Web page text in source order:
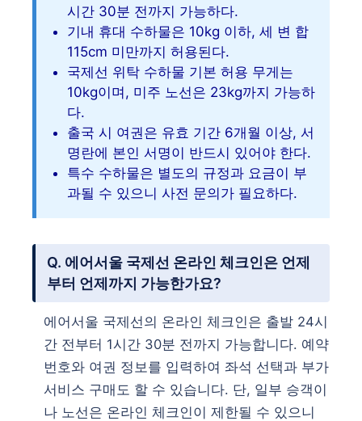
시간 30분 전까지 가능하다.
기내 휴대 수하물은 10kg 이하, 세 변 합
115cm 미만까지 허용된다.
국제선 위탁 수하물 기본 허용 무게는
10kg이며, 미주 노선은 23kg까지 가능하
다.
출국 시 여권은 유효 기간 6개월 이상, 서
명란에 본인 서명이 반드시 있어야 한다.
특수 수하물은 별도의 규정과 요금이 부
과될 수 있으니 사전 문의가 필요하다.
Q. 에어서울 국제선 온라인 체크인은 언제
부터 언제까지 가능한가요?
에어서울 국제선의 온라인 체크인은 출발 24시
간 전부터 1시간 30분 전까지 가능합니다. 예약
번호와 여권 정보를 입력하여 좌석 선택과 부가
서비스 구매도 할 수 있습니다. 단, 일부 승객이
나 노선은 온라인 체크인이 제한될 수 있으니